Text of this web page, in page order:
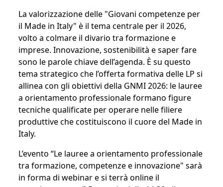
La valorizzazione delle "Giovani competenze per
il Made in Italy" è il tema centrale per il 2026,
volto a colmare il divario tra formazione e
imprese. Innovazione, sostenibilità e saper fare
sono le parole chiave dell’agenda. È su questo
tema strategico che l’offerta formativa delle LP si
allinea con gli obiettivi della GNMI 2026: le lauree
a orientamento professionale formano figure
tecniche qualificate per operare nelle filiere
produttive che costituiscono il cuore del Made in
Italy.
L’evento “Le lauree a orientamento professionale
tra formazione, competenze e innovazione" sarà
in forma di webinar e si terrà online il